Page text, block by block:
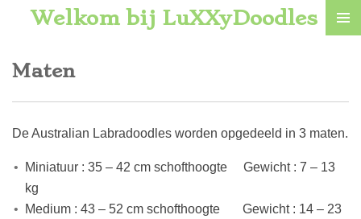
naar
de
hoofdinhoud
Welkom bij LuXXyDoodles
Maten
De Australian Labradoodles worden opgedeeld in 3 maten.
Miniatuur : 35 – 42 cm schofthoogte Gewicht : 7 – 13
kg
Medium : 43 – 52 cm schofthoogte Gewicht : 14 – 23